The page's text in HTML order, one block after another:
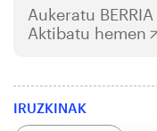
Aukeratu BERRIA
Aktibatu hemen
IRUZKINAK